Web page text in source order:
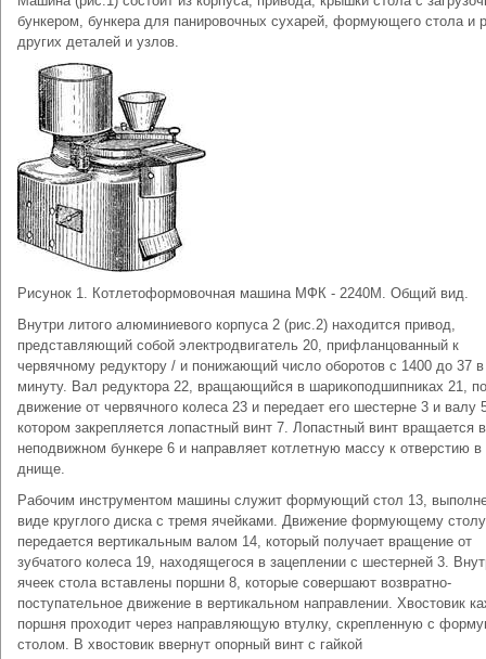
бункером, бункера для панировочных сухарей, формующего стола и
других деталей и узлов.
Рисунок 1. Котлетоформовочная машина МФК - 2240М. Общий вид.
Внутри литого алюминиевого корпуса 2 (рис.2) находится привод,
представляющий собой электродвигатель 20, прифланцованный к
червячному редуктору / и понижающий число оборотов с 1400 до 37 в
минуту. Вал редуктора 22, вращающийся в шарикоподшипниках 21,
движение от червячного колеса 23 и передает его шестерне 3 и валу
котором закрепляется лопастный винт 7. Лопастный винт вращается в
неподвижном бункере 6 и направляет котлетную массу к отверстию в
днище.
Рабочим инструментом машины служит формующий стол 13,
виде круглого диска с тремя ячейками. Движение формующему столу
передается вертикальным валом 14, который получает вращение от
зубчатого колеса 19, находящегося в зацеплении с шестерней 3.
ячеек стола вставлены поршни 8, которые совершают возвратно-
поступательное движение в вертикальном направлении. Хвостовик
поршня проходит через направляющую втулку, скрепленную с
столом. В хвостовик ввернут опорный винт с гайкой